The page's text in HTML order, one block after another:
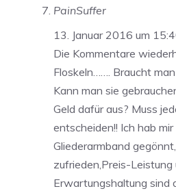
PainSuffer
13. Januar 2016 um
Die Kommentare
Floskeln……. Braucht
Kann man sie
Geld dafür aus? Muss
entscheiden!! Ich hab
Gliederarmband
zufrieden,Preis-Leistung
Erwartungshaltung sind